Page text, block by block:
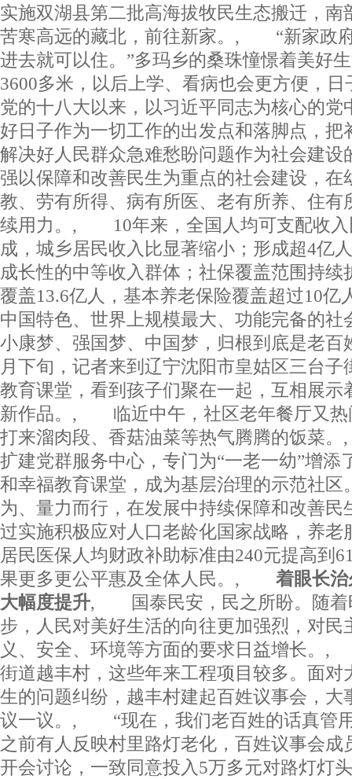
实施双湖县第二批高海拔牧民生态搬迁，南
苦寒高远的藏北，前往新家。, “新家政
进去就可以住。”多玛乡的桑珠憧憬着美好
3600多米，以后上学、看病也会更方便
党的十八大以来，以习近平同志为核心的党
好日子作为一切工作的出发点和落脚点，把
解决好人民群众急难愁盼问题作为社会建设
强以保障和改善民生为重点的社会建设，在
教、劳有所得、病有所医、老有所养、住有
续用力。, 10年来，全国人均可支配收入
成，城乡居民收入比显著缩小；形成超4亿
成长性的中等收入群体；社保覆盖范围持续
覆盖13.6亿人，基本养老保险覆盖超过10亿
中国特色、世界上规模最大、功能完备
小康梦、强国梦、中国梦，归根到底是老
月下旬，记者来到辽宁沈阳市皇姑区三台子
教育课堂，看到孩子们聚在一起，互相展示
新作品。, 临近中午，社区老年餐厅又热
打来溜肉段、香菇油菜等热气腾腾的饭
扩建党群服务中心，专门为“一老一幼”增添
和幸福教育课堂，成为基层治理的示范
为、量力而行，在发展中持续保障和改
过实施积极应对人口老龄化国家战略，养老
居民医保人均财政补助标准由240元提高
果更多更公平惠及全体人民。, 着眼长
大幅度提升, 国泰民安，民之所盼。随着
步，人民对美好生活的向往更加强烈，对民
义、安全、环境等方面的要求日益增长
街道越丰村，这些年来工程项目较多。面对
生的问题纠纷，越丰村建起百姓议事会，大
议一议。, “现在，我们老百姓的话真管
之前有人反映村里路灯老化，百姓议事会成
开会讨论，一致同意投入5万多元对路灯